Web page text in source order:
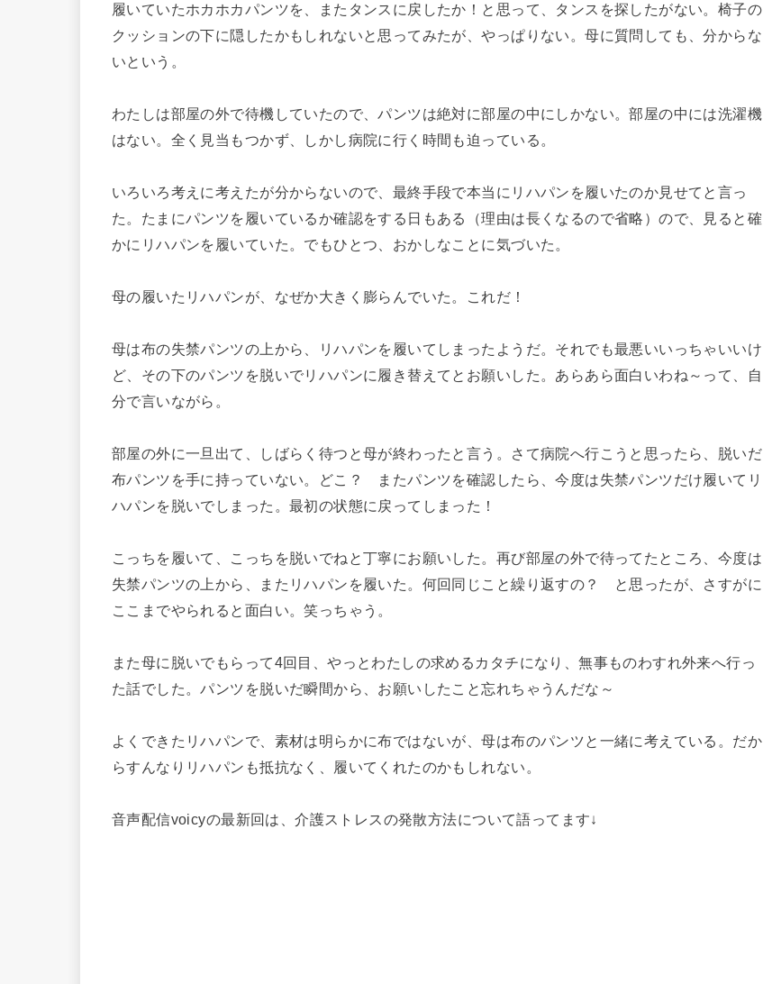
履いていたホカホカパンツを、またタンスに戻したか！と思って、タンスを探したがない。椅子の
クッションの下に隠したかもしれないと思ってみたが、やっぱりない。母に質問しても、分からな
いという。
わたしは部屋の外で待機していたので、パンツは絶対に部屋の中にしかない。部屋の中には洗濯機
はない。全く見当もつかず、しかし病院に行く時間も迫っている。
いろいろ考えに考えたが分からないので、最終手段で本当にリハパンを履いたのか見せてと言っ
た。たまにパンツを履いているか確認をする日もある（理由は長くなるので省略）ので、見ると確
かにリハパンを履いていた。でもひとつ、おかしなことに気づいた。
母の履いたリハパンが、なぜか大きく膨らんでいた。これだ！
母は布の失禁パンツの上から、リハパンを履いてしまったようだ。それでも最悪いいっちゃいいけ
ど、その下のパンツを脱いでリハパンに履き替えてとお願いした。あらあら面白いわね～って、自
分で言いながら。
部屋の外に一旦出て、しばらく待つと母が終わったと言う。さて病院へ行こうと思ったら、脱いだ
布パンツを手に持っていない。どこ？ またパンツを確認したら、今度は失禁パンツだけ履いてリ
ハパンを脱いでしまった。最初の状態に戻ってしまった！
こっちを履いて、こっちを脱いでねと丁寧にお願いした。再び部屋の外で待ってたところ、今度は
失禁パンツの上から、またリハパンを履いた。何回同じこと繰り返すの？ と思ったが、さすがに
ここまでやられると面白い。笑っちゃう。
また母に脱いでもらって4回目、やっとわたしの求めるカタチになり、無事ものわすれ外来へ行っ
た話でした。パンツを脱いだ瞬間から、お願いしたこと忘れちゃうんだな～
よくできたリハパンで、素材は明らかに布ではないが、母は布のパンツと一緒に考えている。だか
らすんなりリハパンも抵抗なく、履いてくれたのかもしれない。
音声配信voicyの最新回は、介護ストレスの発散方法について語ってます↓